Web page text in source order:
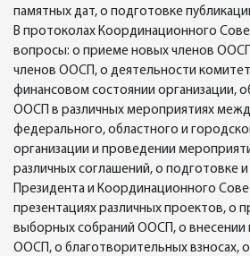
памятных дат, о подготовке
В протоколах Координационного
вопросы: о приеме новых членов
членов ООСП, о деятельности
финансовом состоянии организации,
ООСП в различных мероприятиях
федерального, областного и
организации и проведении
различных соглашений, о подготовке
Президента и Координационного
презентациях различных проектов, о
выборных собраний ООСП, о внесении
ООСП, о благотворительных взносах,